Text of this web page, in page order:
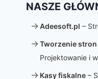
NASZE
Adeesoft.pl –
Tworzenie
Projektowanie i
Kasy fiskalne–